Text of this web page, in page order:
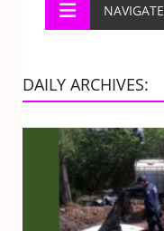
NAVIGATE
DAILY ARCHIVES: